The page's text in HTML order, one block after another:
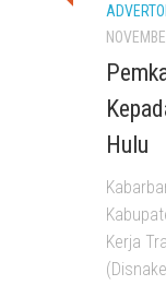
Hulu
Kerja